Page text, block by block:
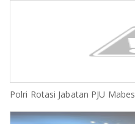
Polri Rotasi Jabatan PJU Mabes